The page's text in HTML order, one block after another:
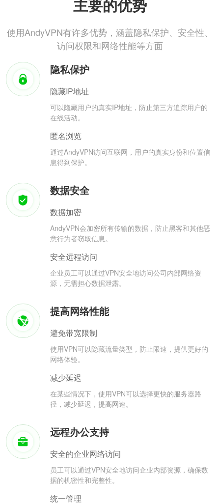
主要的优势
使用AndyVPN有许多优势，涵盖隐私保护、安全性、
访问权限和网络性能等方面
隐私保护
隐藏IP地址
可以隐藏用户的真实IP地址，防止第三方追踪用户的
在线活动。
匿名浏览
通过AndyVPN访问互联网，用户的真实身份和位置信
息得到保护。
数据安全
数据加密
AndyVPN会加密所有传输的数据，防止黑客和其他恶
意行为者窃取信息。
安全远程访问
企业员工可以通过VPN安全地访问公司内部网络资
源，无需担心数据泄露。
提高网络性能
避免带宽限制
使用VPN可以隐藏流量类型，防止限速，提供更好的
网络体验。
减少延迟
在某些情况下，使用VPN可以选择更快的服务器路
径，减少延迟，提高网速。
远程办公支持
安全的企业网络访问
员工可以通过VPN安全地访问企业内部资源，确保数
据的机密性和完整性。
统一管理